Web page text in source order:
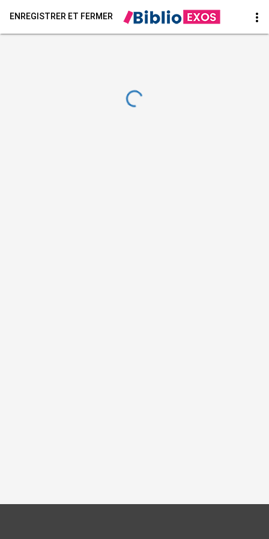
ENREGISTRER ET FERMER more_vert